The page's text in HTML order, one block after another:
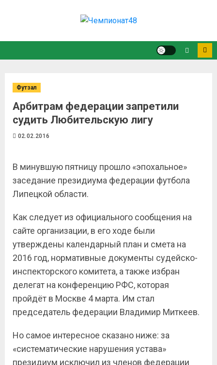
Футзал
Арбитрам федерации запретили
судить Любительскую лигу
02.02.2016
В минувшую пятницу прошло «эпохальное»
заседание президиума федерации футбола
Липецкой области.
Как следует из официального сообщения на
сайте организации, в его ходе были
утверждены календарный план и смета на
2016 год, нормативные документы судейско-
инспекторского комитета, а также избран
делегат на конференцию РФС, которая
пройдёт в Москве 4 марта. Им стал
председатель федерации Владимир Миткеев.
Но самое интересное сказано ниже: за
«систематические нарушения устава»
президиум исключил из членов федерации